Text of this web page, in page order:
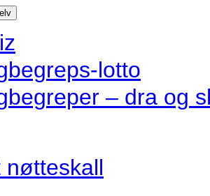
lotto
– dra og
nøtteskall